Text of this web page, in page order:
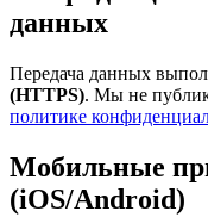
данных
Передача данных
(HTTPS). Мы не
политике
Мобильные
(iOS/Android)